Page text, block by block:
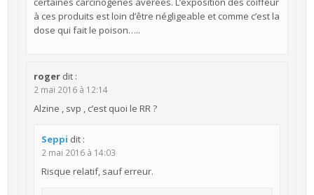
à ces produits est loin d’être négligeable et comme c’est la
dose qui fait le poison…..
roger dit :
2 mai 2016 à 12:14
Alzine , svp , c’est quoi le RR ?
Seppi dit :
2 mai 2016 à 14:03
Risque relatif, sauf erreur.